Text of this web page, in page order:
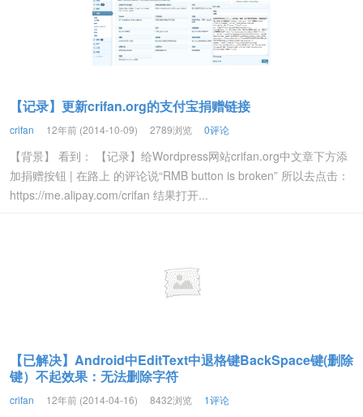
【记录】更新crifan.org的支付宝捐赠链接
crifan 12年前 (2014-10-09) 2789浏览 0评论
【背景】 看到： 【记录】给Wordpress网站crifan.org中文章下方添
加捐赠按钮 | 在路上 的评论说“RMB button is broken” 所以去点击：
https://me.alipay.com/crifan 结果打开...
【已解决】Android中EditText中退格键BackSpace键(删除
键）不起效果：无法删除字符
crifan 12年前 (2014-04-16) 8432浏览 1评论